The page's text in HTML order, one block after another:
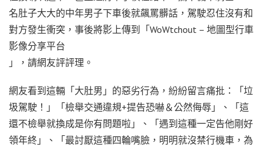
名肚子大大的中年男子下車後就飆罵髒話，駕駛忍住沒有和
對方發生衝突，事後將影上傳到「WoWtchout – 地圖型行車
影像分享平台
」，請網友評評理。
網友看到這輛「大肚男」的惡劣行為，紛紛留言痛批：「垃
圾駕駛！」「檢舉交通違規+提告恐嚇＆公然侮辱」、「這
還不檢舉就換成是你有問題啦」、「遇到這種一定告他剛好
領年終」、「最討厭這種四輪嘴臉，明明就沒禁行機車，為